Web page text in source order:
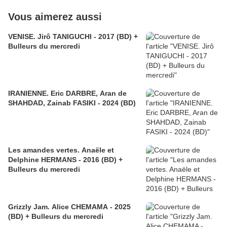
Vous aimerez aussi
VENISE. Jirô TANIGUCHI - 2017 (BD) +
Bulleurs du mercredi
IRANIENNE. Eric DARBRE, Aran de
SHAHDAD, Zainab FASIKI - 2024 (BD)
Les amandes vertes. Anaële et
Delphine HERMANS - 2016 (BD) +
Bulleurs du mercredi
Grizzly Jam. Alice CHEMAMA - 2025
(BD) + Bulleurs du mercredi